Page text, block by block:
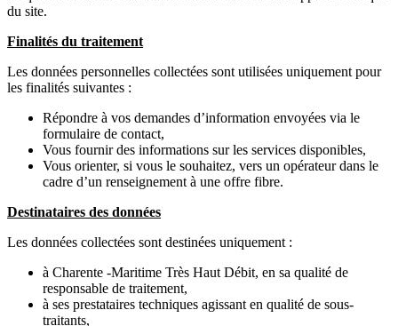
du site.
Finalités du traitement
Les données personnelles collectées sont utilisées uniquement pour
les finalités suivantes :
Répondre à vos demandes d’information envoyées via le
formulaire de contact,
Vous fournir des informations sur les services disponibles,
Vous orienter, si vous le souhaitez, vers un opérateur dans le
cadre d’un renseignement à une offre fibre.
Destinataires des données
Les données collectées sont destinées uniquement :
à Charente -Maritime Très Haut Débit, en sa qualité de
responsable de traitement,
à ses prestataires techniques agissant en qualité de sous-
traitants,